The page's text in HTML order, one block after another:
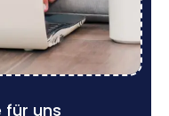
für uns